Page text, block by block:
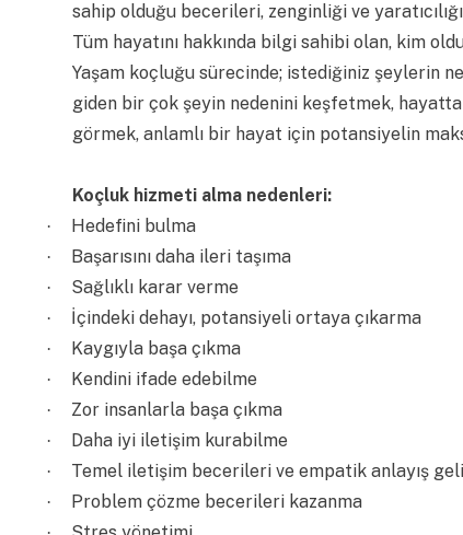
sahip olduğu becerileri, zenginliği ve
Tüm hayatını hakkında bilgi sahibi olan, kim
Yaşam koçluğu sürecinde; istediğiniz şeylerin
giden bir çok şeyin nedenini keşfetmek,
görmek, anlamlı bir hayat için potansiyelin
Koçluk hizmeti alma nedenleri:
· Hedefini bulma
· Başarısını daha ileri taşıma
· Sağlıklı karar verme
· İçindeki dehayı, potansiyeli ortaya çıkarma
· Kaygıyla başa çıkma
· Kendini ifade edebilme
· Zor insanlarla başa çıkma
· Daha iyi iletişim kurabilme
· Temel iletişim becerileri ve empatik anlayış
· Problem çözme becerileri kazanma